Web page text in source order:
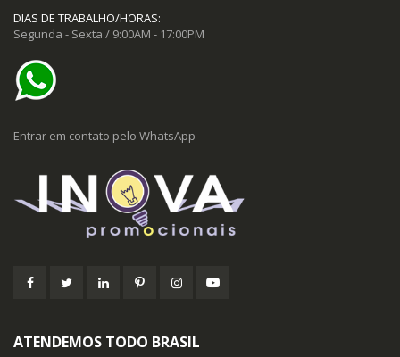
DIAS DE TRABALHO/HORAS:
Segunda - Sexta / 9:00AM - 17:00PM
Entrar em contato pelo WhatsApp
ATENDEMOS TODO BRASIL